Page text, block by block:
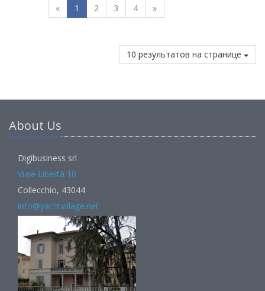
« 1 2 3 4 »
10 результатов на странице
About Us
Digibusiness srl
Viale Libertà 10
Collecchio, 43044
info@yachtvillage.net